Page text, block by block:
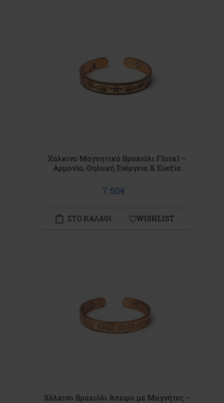
Χάλκινο Μαγνητικό Βραχιόλι Floral –
Αρμονία, Θηλυκή Ενέργεια & Ευεξία
7.50€
ΣΤΟ ΚΑΛΑΘΙ WISHLIST
Χάλκινο Βραχιόλι Άπειρο με Μαγνήτες –